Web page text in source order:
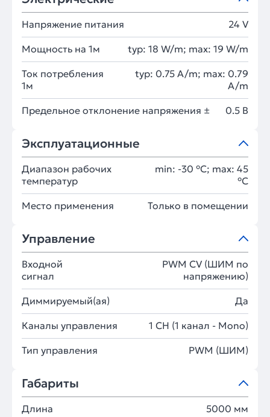
Напряжение питания 24 V
Мощность на 1м typ: 18 W/m; max: 19 W/m
Ток потребления
1м
typ: 0.75 A/m; max: 0.79
A/m
Предельное отклонение напряжения ± 0.5 В
Эксплуатационные
Диапазон рабочих
температур
min: -30 °C; max: 45
°C
Место применения Только в помещении
Управление
Входной
сигнал
PWM СV (ШИМ по
напряжению)
Диммируемый(ая) Да
Каналы управления 1 CH (1 канал - Mono)
Тип управления PWM (ШИМ)
Габариты
Длина 5000 мм